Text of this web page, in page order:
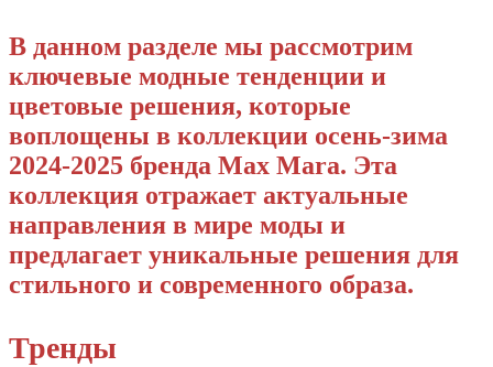
В данном разделе мы рассмотрим
ключевые модные тенденции и
цветовые решения, которые
воплощены в коллекции осень-зима
2024-2025 бренда Max Mara. Эта
коллекция отражает актуальные
направления в мире моды и
предлагает уникальные решения для
стильного и современного образа.
Тренды